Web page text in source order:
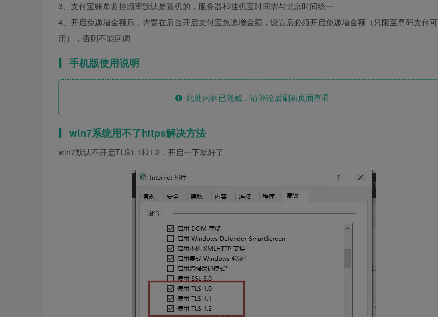
3、支付宝账单监控频率默认是随机的，服务器和挂机宝时间需与北京时间统一
4、开启免递增金额后，需要在后台开启支付宝免递增金额，设置后必须开启免递增金额（只限至尊码支付可
用），否则不能回调
手机版使用说明
此处内容已隐藏，请评论后刷新页面查看.
win7系统用不了https解决方法
win7默认不开启TLS1.1和1.2，开启一下就好了